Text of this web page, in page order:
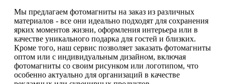
Мы предлагаем фотомагниты на заказ из различных
материалов - все они идеально подходят для сохранения
ярких моментов жизни, оформления интерьера или в
качестве уникального подарка для гостей и близких.
Кроме того, наш сервис позволяет заказать фотомагниты
оптом или с индивидуальным дизайном, включая
фотомагниты со своим рисунком или логотипом, что
особенно актуально для организаций в качестве